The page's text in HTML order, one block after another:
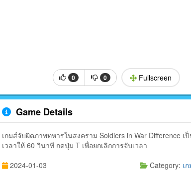
0 0 Fullscreen
Game Details
เกมส์จับผิดภาพทหารในสงคราม Soldiers in War Difference
เวลาให้ 60 วินาที กดปุ่ม T เพื่อยกเลิกการจับเวลา
2024-01-03
Category: เ